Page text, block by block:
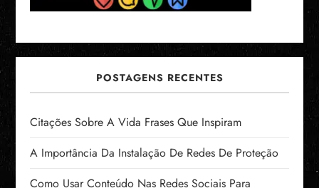
POSTAGENS RECENTES
Citações Sobre A Vida Frases Que Inspiram
A Importância Da Instalação De Redes De Proteção
Como Usar Conteúdo Nas Redes Sociais Para